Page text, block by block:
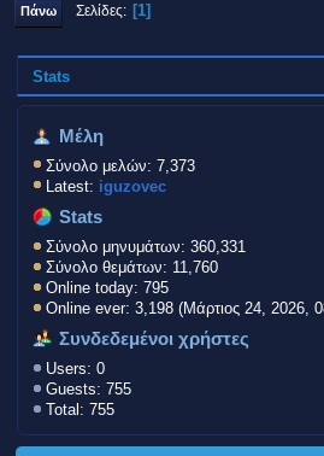
Stats
Μέλη
Σύνολο μελών: 7,373
Latest: iguzovec
Stats
Σύνολο μηνυμάτων: 360,331
Σύνολο θεμάτων: 11,760
Online today: 795
Online ever: 3,198 (Μάρτιος 24, 2026,
Συνδεδεμένοι χρήστες
Users: 0
Guests: 755
Total: 755
Πάνω Σελίδες 1